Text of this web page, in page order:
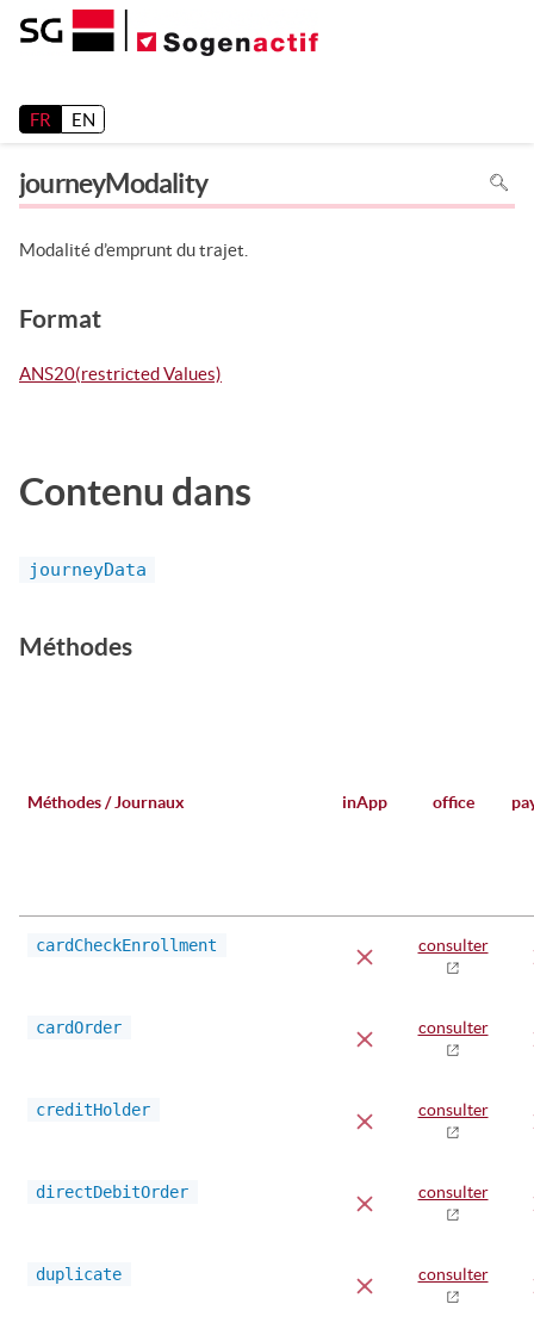
FR EN
journeyModality
Pour
la
Modalité d’emprunt du trajet.
Format
ANS20(restricted Values)
Contenu dans
journeyData
Méthodes
Méthodes / Journaux inApp office
cardCheckEnrollment consulter
cardOrder consulter
creditHolder consulter
directDebitOrder consulter
duplicate consulter